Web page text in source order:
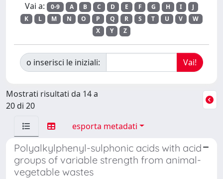
Vai a: 0-9 A B C D E F G H I
J
K
L M N O P Q R S T U V
W
X
Y Z
o inserisci le iniziali:
Mostrati risultati da 14 a
20 di 20
esporta metadati
Polyalkylphenyl-sulphonic acids with acid
groups of variable strength from animal-
vegetable wastes